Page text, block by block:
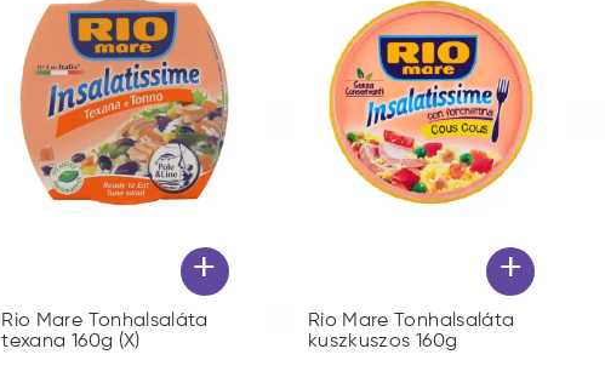
+
Rio Mare Tonhalsaláta
texana 160g (X)
+
Rio Mare Tonhalsaláta
kuszkuszos 160g